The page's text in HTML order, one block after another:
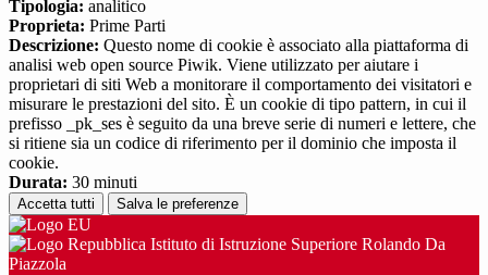
Tipologia: analitico
Proprieta: Prime Parti
Descrizione: Questo nome di cookie è associato alla piattaforma di
analisi web open source Piwik. Viene utilizzato per aiutare i
proprietari di siti Web a monitorare il comportamento dei visitatori e
misurare le prestazioni del sito. È un cookie di tipo pattern, in cui il
prefisso _pk_ses è seguito da una breve serie di numeri e lettere, che
si ritiene sia un codice di riferimento per il dominio che imposta il
cookie.
Durata: 30 minuti
Accetta tutti Salva le preferenze
Istituto di Istruzione Superiore Rolando Da
Piazzola